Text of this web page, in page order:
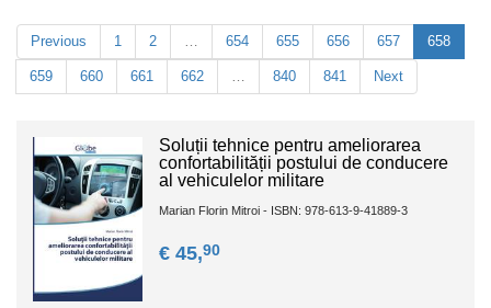
Previous 1 2 654 655 656 657 658
659 660 661 662 840 841 Next
Soluții tehnice pentru ameliorarea
confortabilității postului de conducere
al vehiculelor militare
Marian Florin Mitroi - ISBN: 978-613-9-41889-3
€ 45,90